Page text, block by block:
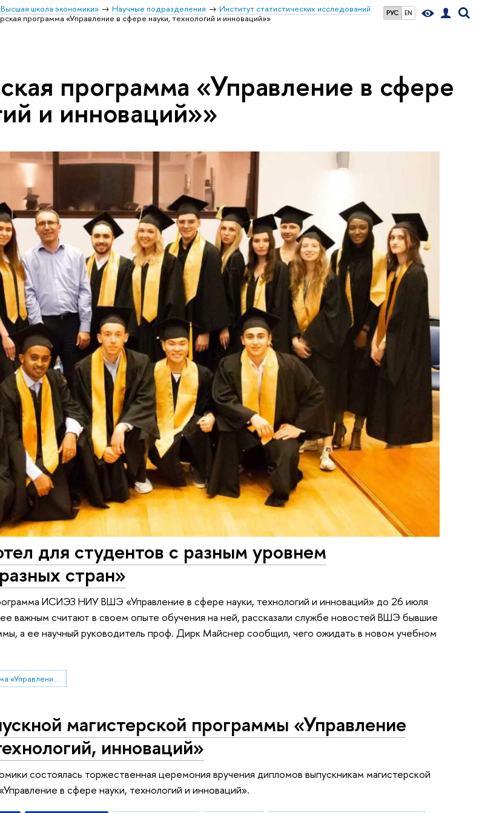
РУС EN
школа экономики» Научные подразделения
Институт статистических исследований
программа «Управление в сфере науки, технологий и инноваций»»
программа «Управление в сфере
и инноваций»»
для студентов с разным уровнем
стран»
ИСИЭЗ НИУ ВШЭ «Управление в сфере науки, технологий и инноваций» до 26 июля
важным считают в своем опыте обучения на ней, рассказали службе новостей ВШЭ бывшие
а ее научный руководитель проф. Дирк Майснер сообщил, чего ожидать в новом учебном
магистерская программа «Управление в сфере науки, технологий и инноваций»
магистерской программы «Управление
инноваций»
состоялась торжественная церемония вручения дипломов выпускникам магистерской
в сфере науки, технологий и инноваций».